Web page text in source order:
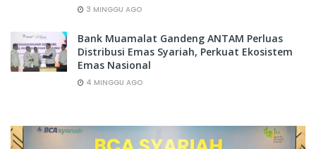
3 MINGGU AGO
Bank Muamalat Gandeng ANTAM Perluas
Distribusi Emas Syariah, Perkuat Ekosistem
Emas Nasional
4 MINGGU AGO